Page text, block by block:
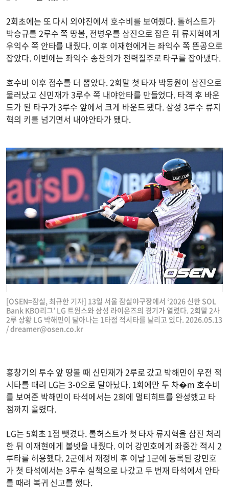
2회초에는 또 다시 외야진에서 호수비를 보여줬다. 톨허스트가
박승규를 2루수 쪽 땅볼, 전병우를 삼진으로 잡은 뒤 류지혁에게
우익수 쪽 안타를 내줬다. 이후 이재현에게는 좌익수 쪽 뜬공으로
잡았다. 이번에는 좌익수 송찬의가 전력질주로 타구를 잡아냈다.
호수비 이후 점수를 더 뽑았다. 2회말 첫 타자 박동원이 삼진으로
물러났고 신민재가 3루수 쪽 내야안타를 만들었다. 타격 후 바운
드가 된 타구가 3루수 앞에서 크게 바운드 됐다. 삼성 3루수 류지
혁의 키를 넘기면서 내야안타가 됐다.
[OSEN=잠실, 최규한 기자] 13일 서울 잠실야구장에서 ‘2026 신한 SOL
Bank KBO리그’ LG 트윈스와 삼성 라이온즈의 경기가 열렸다. 2회말 2사
2루 상황 LG 박해민이 달아나는 1타점 적시타를 날리고 있다. 2026.05.13
/dreamer@osen.co.kr
홍창기의 투수 앞 땅볼 때 신민재가 2루로 갔고 박해민이 우전 적
시타를 때려 LG는 3-0으로 달아났다. 1회에만 두 차�m 호수비
를 보여준 박해민이 타석에서는 2회에 멀티히트를 완성했고 타
점까지 올렸다.
LG는 5회초 1점 뺏겼다. 톨허스트가 첫 타자 류지혁을 삼진 처리
한 뒤 이재현에게 볼넷을 내줬다. 이어 강민호에게 좌중간 적시 2
루타를 허용했다. 2군에서 재정비 후 이날 1군에 등록된 강민호
가 첫 타석에서는 3루수 실책으로 나갔고 두 번재 타석에서 안타
를 때려 복귀 신고를 했다.